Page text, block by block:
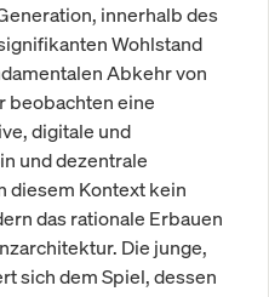
innerhalb des
Wohlstand
Abkehr von
beobachten eine
digitale und
und dezentrale
diesem Kontext kein
das rationale Erbauen
Die junge,
sich dem Spiel, dessen